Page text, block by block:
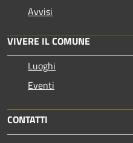
Avvisi
VIVERE IL COMUNE
Luoghi
Eventi
CONTATTI